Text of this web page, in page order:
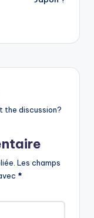
the discussion?
Les champs
*